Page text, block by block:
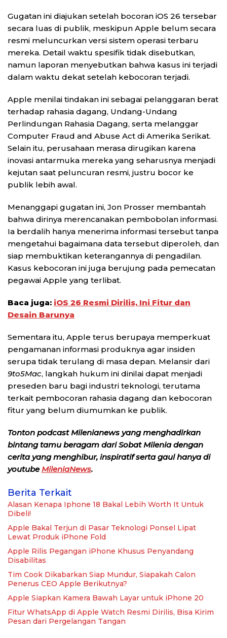
Gugatan ini diajukan setelah bocoran iOS 26 tersebar
secara luas di publik, meskipun Apple belum secara
resmi meluncurkan versi sistem operasi terbaru
mereka. Detail waktu spesifik tidak disebutkan,
namun laporan menyebutkan bahwa kasus ini terjadi
dalam waktu dekat setelah kebocoran terjadi.
Apple menilai tindakan ini sebagai pelanggaran berat
terhadap rahasia dagang, Undang-Undang
Perlindungan Rahasia Dagang, serta melanggar
Computer Fraud and Abuse Act di Amerika Serikat.
Selain itu, perusahaan merasa dirugikan karena
inovasi antarmuka mereka yang seharusnya menjadi
kejutan saat peluncuran resmi, justru bocor ke
publik lebih awal.
Menanggapi gugatan ini, Jon Prosser membantah
bahwa dirinya merencanakan pembobolan informasi.
Ia berdalih hanya menerima informasi tersebut tanpa
mengetahui bagaimana data tersebut diperoleh, dan
siap membuktikan keterangannya di pengadilan.
Kasus kebocoran ini juga berujung pada pemecatan
pegawai Apple yang terlibat.
Baca juga: iOS 26 Resmi Dirilis, Ini Fitur dan
Desain Barunya
Sementara itu, Apple terus berupaya memperkuat
pengamanan informasi produknya agar insiden
serupa tidak terulang di masa depan. Melansir dari
9to5Mac, langkah hukum ini dinilai dapat menjadi
preseden baru bagi industri teknologi, terutama
terkait pembocoran rahasia dagang dan kebocoran
fitur yang belum diumumkan ke publik.
Tonton podcast Milenianews yang menghadirkan
bintang tamu beragam dari Sobat Milenia dengan
cerita yang menghibur, inspiratif serta gaul hanya di
youtubeMileniaNews.
Berita Terkait
Alasan Kenapa Iphone 18 Bakal Lebih Worth It Untuk
Dibeli!
Apple Bakal Terjun di Pasar Teknologi Ponsel Lipat
Lewat Produk iPhone Fold
Apple Rilis Pegangan iPhone Khusus Penyandang
Disabilitas
Tim Cook Dikabarkan Siap Mundur, Siapakah Calon
Penerus CEO Apple Berikutnya?
Apple Siapkan Kamera Bawah Layar untuk iPhone 20
Fitur WhatsApp di Apple Watch Resmi Dirilis, Bisa Kirim
Pesan dari Pergelangan Tangan